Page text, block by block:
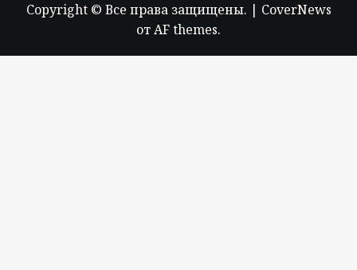
Copyright © Все права защищены. | CoverNews
от AF themes.